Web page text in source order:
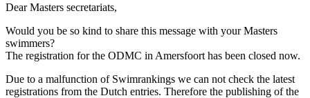
Dear Masters secretariats,
Would you be so kind to share this message with your Masters
swimmers?
The registration for the ODMC in Amersfoort has been closed now.
Due to a malfunction of Swimrankings we can not check the latest
registrations from the Dutch entries. Therefore the publishing of the